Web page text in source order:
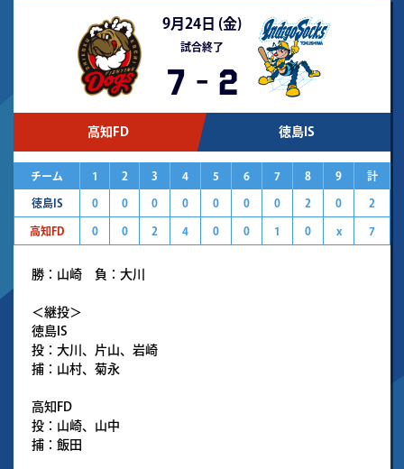
9月24日 (金)
試合終了
7 - 2
高知FD 徳島IS
チーム 1 2 3 4 5 6 7 8 9 計
徳島IS 0 0 0 0 0 0 0 2 0 2
高知FD 0 0 2 4 0 0 1 0 x 7
勝：山崎 負：大川
＜継投＞
徳島IS
投：大川、片山、岩崎
捕：山村、菊永
高知FD
投：山崎、山中
捕：飯田